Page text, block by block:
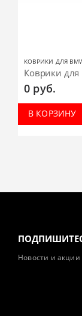
КОВРИКИ ДЛЯ
Коврики для
0 руб.
В КОРЗИНУ
Новости и акции